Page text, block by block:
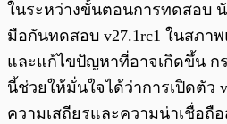
ในระหว่างขั้นตอนการทดสอบ
มือกันทดสอบ v27.1rc1 ในสภา
และแก้ไขปัญหาที่อาจเกิดขึ้น ก
นี้ช่วยให้มั่นใจได้ว่าการเปิดตัว
ความเสถียรและความน่าเชื่อถื